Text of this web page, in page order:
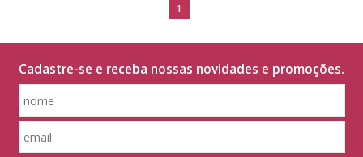
1
Cadastre-se e receba nossas novidades e promoções.